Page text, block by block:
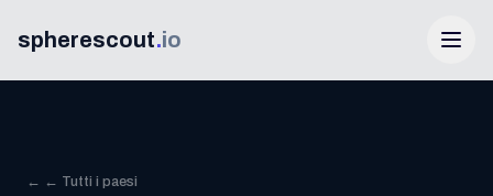
spherescout.io
← ← Tutti i paesi